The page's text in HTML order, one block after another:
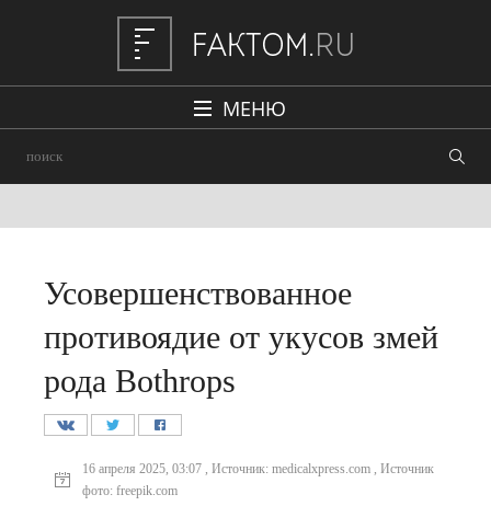
МЕНЮ
Усовершенствованное
противоядие от укусов змей
рода Bothrops
16 апреля 2025, 03:07 , Источник: medicalxpress.com , Источник
фото: freepik.com